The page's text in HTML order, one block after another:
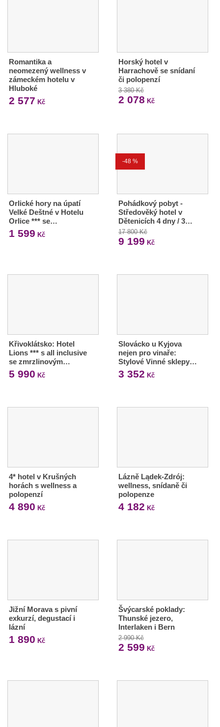
Romantika a
neomezený wellness v
zámeckém hotelu v
Hluboké
2 577 Kč
Horský hotel v
Harrachově se snídaní
či polopenzí
3 380 Kč
2 078 Kč
Orlické hory na úpatí
Velké Deštné v Hotelu
Orlice *** se…
1 599 Kč
-48 %
Pohádkový pobyt -
Středověký hotel v
Dětenicích 4 dny / 3…
17 800 Kč
9 199 Kč
Křivoklátsko: Hotel
Lions *** s all inclusive
se zmrzlinovým…
5 990 Kč
Slovácko u Kyjova
nejen pro vinaře:
Stylové Vinné sklepy…
3 352 Kč
4* hotel v Krušných
horách s wellness a
polopenzí
4 890 Kč
Lázně Lądek-Zdrój:
wellness, snídaně či
polopenze
4 182 Kč
Jižní Morava s pivní
exkurzí, degustací i
lázní
1 890 Kč
Švýcarské poklady:
Thunské jezero,
Interlaken i Bern
2 990 Kč
2 599 Kč